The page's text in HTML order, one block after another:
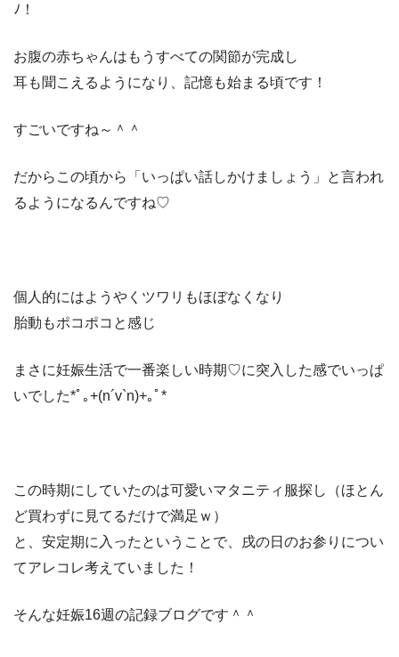
ﾉ！
お腹の赤ちゃんはもうすべての関節が完成し
耳も聞こえるようになり、記憶も始まる頃です！
すごいですね～＾＾
だからこの頃から「いっぱい話しかけましょう」と言われ
るようになるんですね♡
個人的にはようやくツワリもほぼなくなり
胎動もポコポコと感じ
まさに妊娠生活で一番楽しい時期♡に突入した感でいっぱ
いでした*ﾟ｡+(n´v`n)+｡ﾟ*
この時期にしていたのは可愛いマタニティ服探し（ほとん
ど買わずに見てるだけで満足ｗ）
と、安定期に入ったということで、戌の日のお参りについ
てアレコレ考えていました！
そんな妊娠16週の記録ブログです＾＾